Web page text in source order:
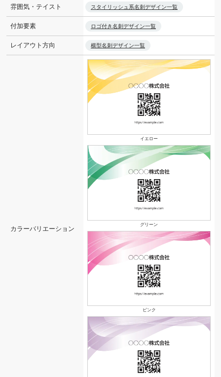
雰囲気・テイスト スタイリッシュ系名刺デザイン一覧
付加要素 ロゴ付き名刺デザイン一覧
レイアウト方向 横型名刺デザイン一覧
カラーバリエーション
イエロー
グリーン
ピンク